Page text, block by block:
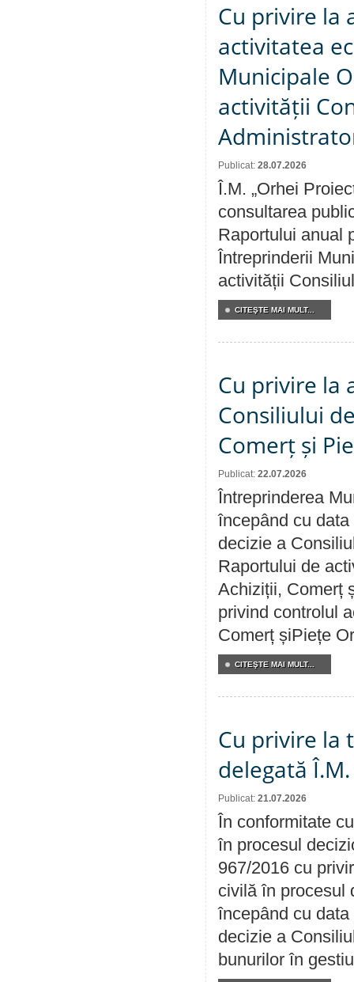
Cu privire la
activitatea
Municipale
activității
Publicat: 28.07.2026
Î.M. „Orhei
consultarea
Raportului anual
Întreprinderii
activității
CITEŞTE MAI MULT...
Cu privire la
Consiliului
Comerț și
Publicat: 22.07.2026
Întreprinderea
începând cu
decizie a
Raportului de
Achiziții, Comerț
privind controlul
Comerț șiPiețe
CITEŞTE MAI MULT...
Cu privire la
delegată
Publicat: 21.07.2026
În conformitate
în procesul
967/2016 cu
civilă în procesul
începând cu
decizie a
bunurilor în